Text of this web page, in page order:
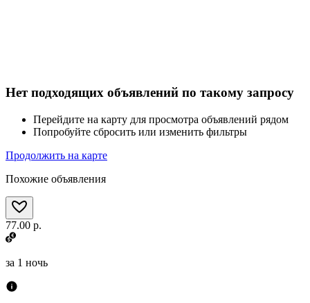
Нет подходящих объявлений по такому запросу
Перейдите на карту для просмотра объявлений рядом
Попробуйте сбросить или изменить фильтры
Продолжить на карте
Похожие объявления
77.00 р.
за 1 ночь